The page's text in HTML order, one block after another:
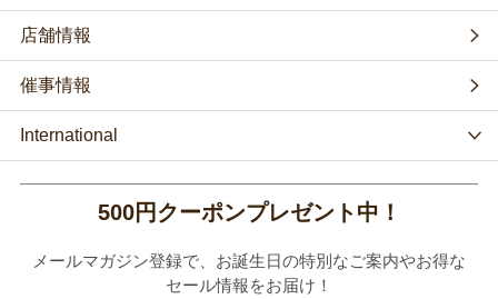
店舗情報
催事情報
International
500円クーポンプレゼント中！
メールマガジン登録で、お誕生日の特別なご案内やお得な
セール情報をお届け！